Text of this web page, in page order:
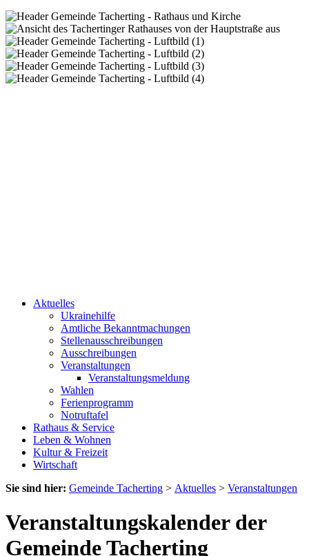
Aktuelles
Ukrainehilfe
Amtliche Bekanntmachungen
Stellenausschreibungen
Ausschreibungen
Veranstaltungen
Veranstaltungsmeldung
Wahlen
Ferienprogramm
Notruftafel
Rathaus & Service
Leben & Wohnen
Kultur & Freizeit
Wirtschaft
Sie sind hier: Gemeinde Tacherting > Aktuelles > Veranstaltungen
Veranstaltungskalender der
Gemeinde Tacherting